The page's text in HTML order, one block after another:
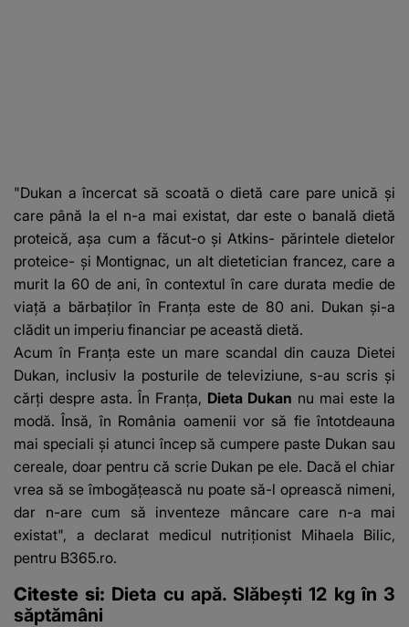
"Dukan a încercat să scoată o dietă care pare unică şi
care până la el n-a mai existat, dar este o banală dietă
proteică, aşa cum a făcut-o şi Atkins- părintele dietelor
proteice- şi Montignac, un alt dietetician francez, care a
murit la 60 de ani, în contextul în care durata medie de
viaţă a bărbaţilor în Franţa este de 80 ani. Dukan şi-a
clădit un imperiu financiar pe această dietă.
Acum în Franţa este un mare scandal din cauza Dietei
Dukan, inclusiv la posturile de televiziune, s-au scris şi
cărţi despre asta. În Franţa, Dieta Dukan nu mai este la
modă. Însă, în România oamenii vor să fie întotdeauna
mai speciali şi atunci încep să cumpere paste Dukan sau
cereale, doar pentru că scrie Dukan pe ele. Dacă el chiar
vrea să se îmbogăţească nu poate să-l oprească nimeni,
dar n-are cum să inventeze mâncare care n-a mai
existat", a declarat medicul nutriţionist Mihaela Bilic,
pentru B365.ro.
Citeste si: Dieta cu apă. Slăbeşti 12 kg în 3
săptămâni